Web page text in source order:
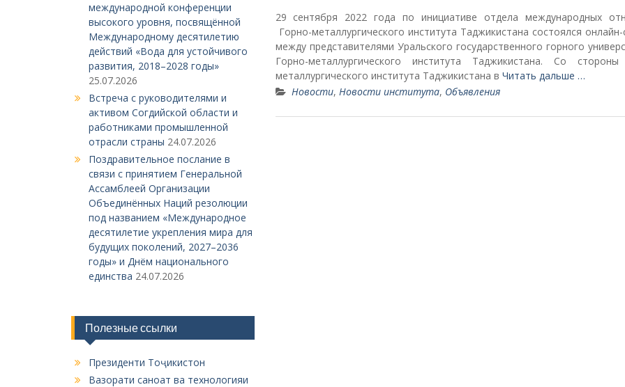
29 сентября 2022 года по инициативе отдела международных
Горно-металлургического института Таджикистана состоялся
между представителями Уральского государственного горного
Горно-металлургического института Таджикистана. Со
металлургического института Таджикистана в Читать дальше …
Новости, Новости института, Объявления
международной конференции
высокого уровня, посвящённой
Международному десятилетию
действий «Вода для устойчивого
развития, 2018–2028 годы»
25.07.2026
Встреча с руководителями и
активом Согдийской области и
работниками промышленной
отрасли страны 24.07.2026
Поздравительное послание в
связи с принятием Генеральной
Ассамблеей Организации
Объединённых Наций резолюции
под названием «Международное
десятилетие укрепления мира для
будущих поколений, 2027–2036
годы» и Днём национального
единства 24.07.2026
Полезные ссылки
Президенти Тоҷикистон
Вазорати саноат ва технологияи